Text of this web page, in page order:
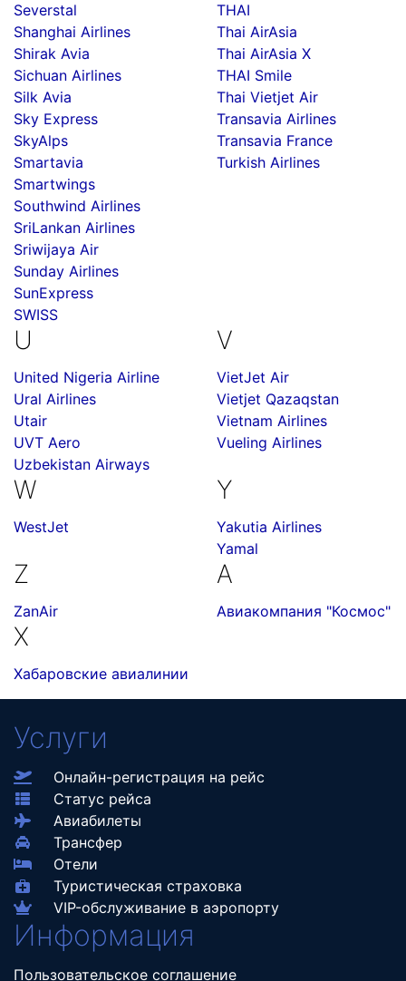
Severstal
Shanghai Airlines
Shirak Avia
Sichuan Airlines
Silk Avia
Sky Express
SkyAlps
Smartavia
Smartwings
Southwind Airlines
SriLankan Airlines
Sriwijaya Air
Sunday Airlines
SunExpress
SWISS
THAI
Thai AirAsia
Thai AirAsia X
THAI Smile
Thai Vietjet Air
Transavia Airlines
Transavia France
Turkish Airlines
U
United Nigeria Airline
Ural Airlines
Utair
UVT Aero
Uzbekistan Airways
V
VietJet Air
Vietjet Qazaqstan
Vietnam Airlines
Vueling Airlines
W
WestJet
Y
Yakutia Airlines
Yamal
Z
ZanAir
А
Авиакомпания "Космос"
Х
Хабаровские авиалинии
Услуги
Онлайн-регистрация на рейс
Статус рейса
Авиабилеты
Трансфер
Отели
Туристическая страховка
VIP-обслуживание в аэропорту
Информация
Пользовательское соглашение